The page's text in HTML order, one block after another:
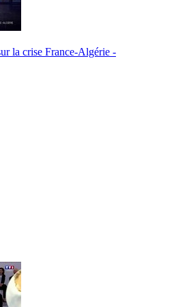
la crise France-Algérie -